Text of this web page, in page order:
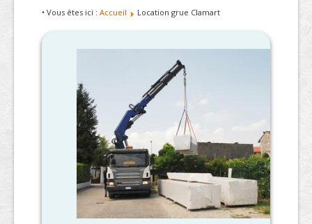
• Vous êtes ici : Accueil Location grue Clamart